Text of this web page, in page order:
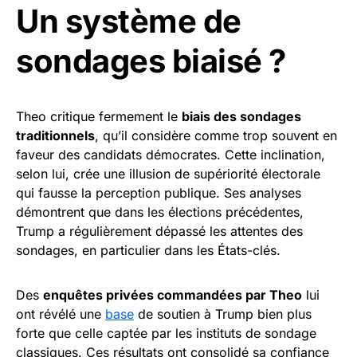
Un système de
sondages biaisé ?
Theo critique fermement le biais des sondages
traditionnels, qu’il considère comme trop souvent en
faveur des candidats démocrates. Cette inclination,
selon lui, crée une illusion de supériorité électorale
qui fausse la perception publique. Ses analyses
démontrent que dans les élections précédentes,
Trump a régulièrement dépassé les attentes des
sondages, en particulier dans les États-clés.
Des enquêtes privées commandées par Theo lui
ont révélé une base de soutien à Trump bien plus
forte que celle captée par les instituts de sondage
classiques. Ces résultats ont consolidé sa confiance